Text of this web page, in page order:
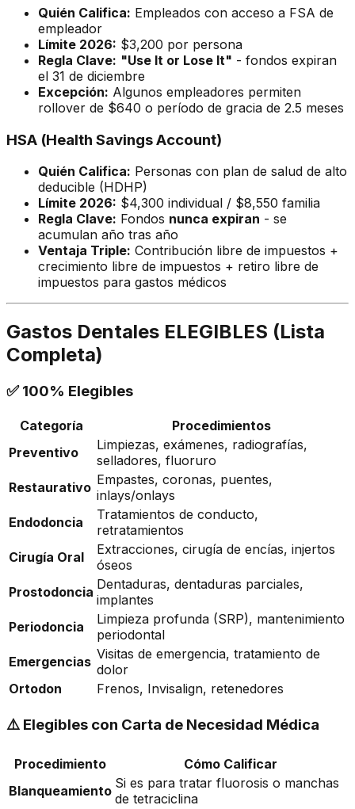
Quién Califica: Empleados con acceso a FSA de
empleador
Límite 2026: $3,200 por persona
Regla Clave: "Use It or Lose It" - fondos expiran
el 31 de diciembre
Excepción: Algunos empleadores permiten
rollover de $640 o período de gracia de 2.5 meses
HSA (Health Savings Account)
Quién Califica: Personas con plan de salud de alto
deducible (HDHP)
Límite 2026: $4,300 individual / $8,550 familia
Regla Clave: Fondos nunca expiran - se
acumulan año tras año
Ventaja Triple: Contribución libre de impuestos +
crecimiento libre de impuestos + retiro libre de
impuestos para gastos médicos
Gastos Dentales ELEGIBLES (Lista
Completa)
✅ 100% Elegibles
Categoría
Procedimientos
Preventivo
Limpiezas, exámenes, radiografías,
selladores, fluoruro
Restaurativo Empastes, coronas, puentes,
inlays/onlays
Endodoncia
Tratamientos de conducto,
retratamientos
Cirugía Oral
Extracciones, cirugía de encías, injertos
óseos
Prostodoncia Dentaduras, dentaduras parciales,
implantes
Periodoncia
Limpieza profunda (SRP), mantenimiento
periodontal
Emergencias Visitas de emergencia, tratamiento de
dolor
Ortodon
Frenos, Invisalign, retenedores
⚠️ Elegibles con Carta de Necesidad Médica
Procedimiento
Cómo Calificar
Blanqueamiento Si es para tratar fluorosis o manchas
de tetraciclina